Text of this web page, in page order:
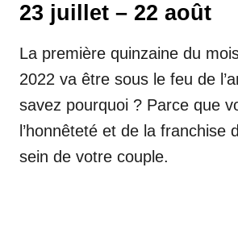
23 juillet – 22 août
La première quinzaine du
2022 va être sous le feu de
savez pourquoi ? Parce que
l’honnêteté et de la franchise
sein de votre couple.